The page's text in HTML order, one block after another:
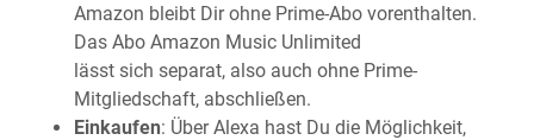
Amazon bleibt Dir ohne Prime-Abo vorenthalten.
Das Abo Amazon Music Unlimited
lässt sich separat, also auch ohne Prime-
Mitgliedschaft, abschließen.
Einkaufen: Über Alexa hast Du die Möglichkeit,